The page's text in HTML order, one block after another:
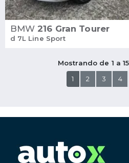
BMW 216 Gran Tourer
d 7L Line Sport
Mostrando de 1 a
1
2 3 4